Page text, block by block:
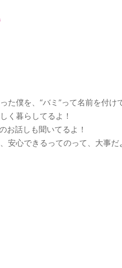
た僕を、“バミ”って名前を付け
く暮らしてるよ！
お話しも聞いてるよ！
安心できるってのって、大事だ